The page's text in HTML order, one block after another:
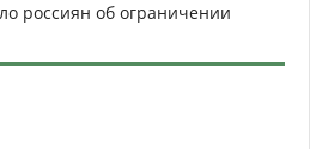
россиян об ограничении